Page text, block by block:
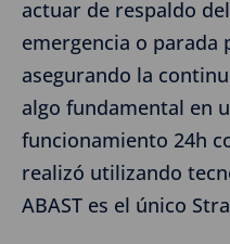
actuar de respaldo
emergencia o
asegurando la
algo fundamental en
funcionamiento 24h
realizó utilizando
ABAST es el único